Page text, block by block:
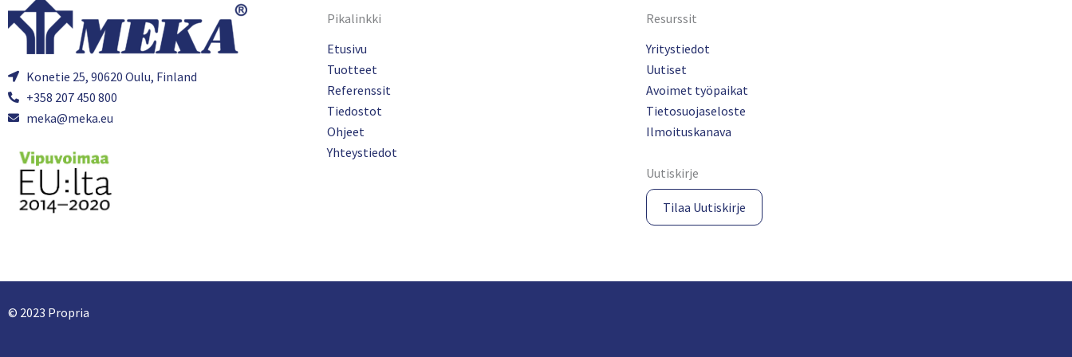
Konetie 25, 90620 Oulu, Finland
+358 207 450 800
meka@meka.eu
Pikalinkki
Etusivu
Tuotteet
Referenssit
Tiedostot
Ohjeet
Yhteystiedot
Resurssit
Yritystiedot
Uutiset
Avoimet työpaikat
Tietosuojaseloste
Ilmoituskanava
Uutiskirje
Tilaa Uutiskirje​
© 2023 Propria